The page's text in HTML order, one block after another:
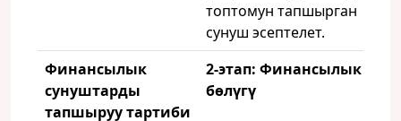
топтомун тапшырган
сунуш эсептелет.
Финансылык
сунуштарды
тапшыруу тартиби
2-этап: Финансылык
бөлүгү